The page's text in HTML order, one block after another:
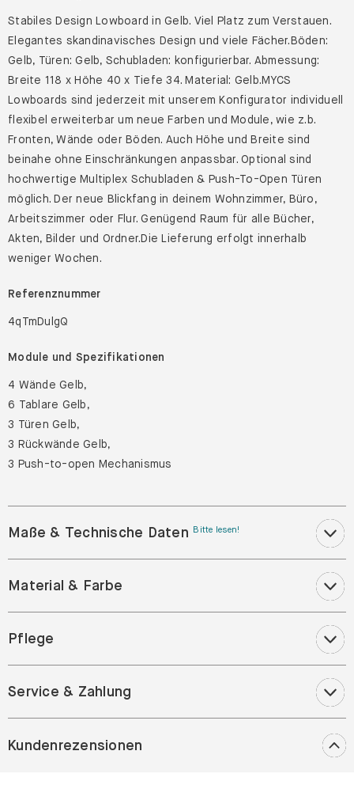
Stabiles Design Lowboard in Gelb. Viel Platz zum Verstauen.
Elegantes skandinavisches Design und viele Fächer.Böden:
Gelb, Türen: Gelb, Schubladen: konfigurierbar. Abmessung:
Breite 118 x Höhe 40 x Tiefe 34. Material: Gelb.MYCS
Lowboards sind jederzeit mit unserem Konfigurator individuell
flexibel erweiterbar um neue Farben und Module, wie z.b.
Fronten, Wände oder Böden. Auch Höhe und Breite sind
beinahe ohne Einschränkungen anpassbar. Optional sind
hochwertige Multiplex Schubladen & Push-To-Open Türen
möglich. Der neue Blickfang in deinem Wohnzimmer, Büro,
Arbeitszimmer oder Flur. Genügend Raum für alle Bücher,
Akten, Bilder und Ordner.Die Lieferung erfolgt innerhalb
weniger Wochen.
Referenznummer
4qTmDulgQ
Module und Spezifikationen
4 Wände Gelb,
6 Tablare Gelb,
3 Türen Gelb,
3 Rückwände Gelb,
3 Push-to-open Mechanismus
Maße & Technische Daten Bitte lesen!
Material & Farbe
Pflege
Service & Zahlung
Kundenrezensionen